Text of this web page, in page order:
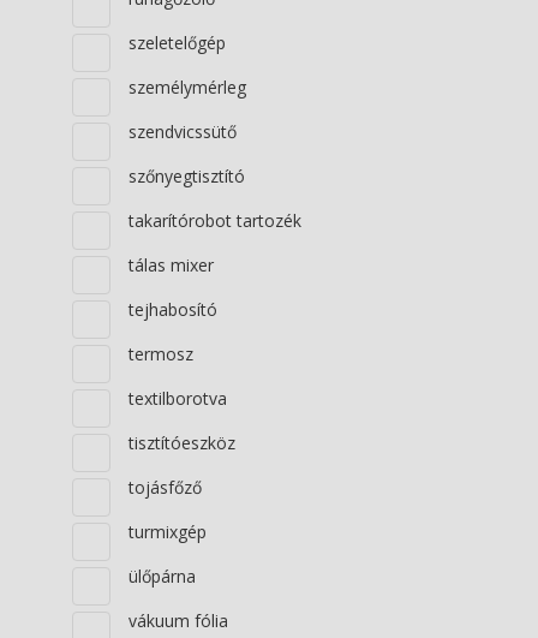
szeletelőgép
személymérleg
szendvicssütő
szőnyegtisztító
takarítórobot tartozék
tálas mixer
tejhabosító
termosz
textilborotva
tisztítóeszköz
tojásfőző
turmixgép
ülőpárna
vákuum fólia